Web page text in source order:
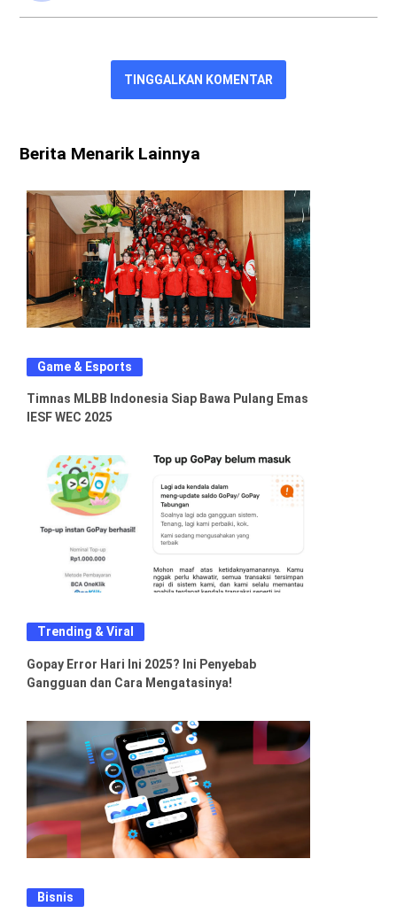
TINGGALKAN KOMENTAR
Berita Menarik Lainnya
Game & Esports
Timnas MLBB Indonesia Siap Bawa Pulang Emas
IESF WEC 2025
Trending & Viral
Gopay Error Hari Ini 2025? Ini Penyebab
Gangguan dan Cara Mengatasinya!
Bisnis